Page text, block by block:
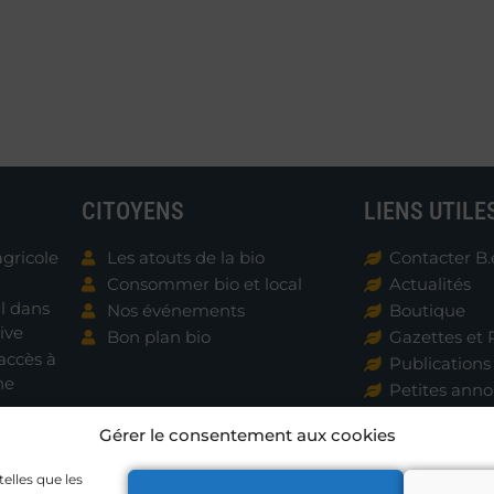
Gérer le consentement aux cookies
que les
dans
à
CITOYENS
Les atouts de la bio
Consommer bio et local
Nos événements
Bon plan bio
LIENS
Contacter
Actualités
Boutique
Gazettes et
Petites
Adhérer